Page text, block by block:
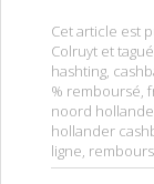
Cet article est
Colruyt et
hashting
% remboursé
noord
hollander
ligne